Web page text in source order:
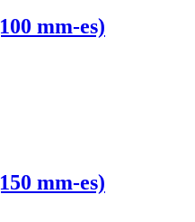
mm-es)
mm-es)